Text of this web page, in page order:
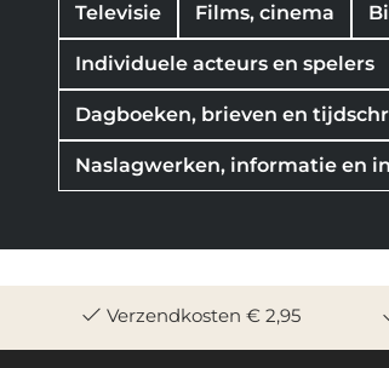
Televisie Films, cinema
Individuele acteurs en spelers
Dagboeken, brieven en
Naslagwerken, informatie en
Verzendkosten € 2,95